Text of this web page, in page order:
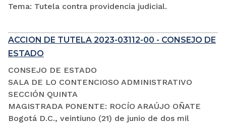
Tema: Tutela contra providencia judicial.
ACCION DE TUTELA 2023-03112-00 - CONSEJO DE
ESTADO
CONSEJO DE ESTADO
SALA DE LO CONTENCIOSO ADMINISTRATIVO
SECCIÓN QUINTA
MAGISTRADA PONENTE: ROCÍO ARAÚJO OÑATE
Bogotá D.C., veintiuno (21) de junio de dos mil